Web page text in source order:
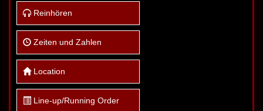
Reinhören
Zeiten und Zahlen
Location
Line-up/Running Order